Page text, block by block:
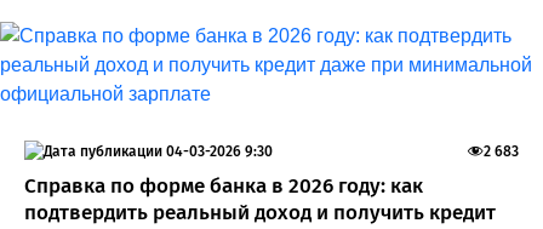
Справка по форме банка в 2026 году: как
подтвердить реальный доход и получить кредит
2 683
04-03-2026 9:30